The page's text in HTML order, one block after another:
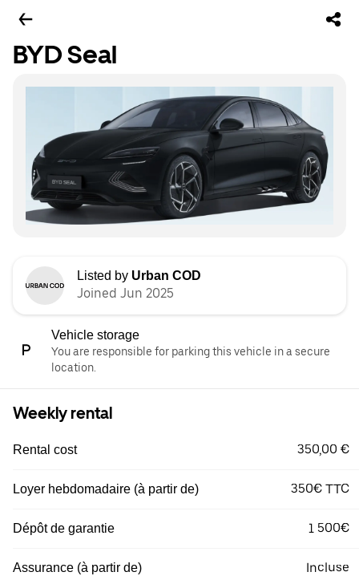
BYD Seal
Listed by Urban COD
Joined Jun 2025
Vehicle storage
You are responsible for parking this vehicle in a secure
location.
Weekly rental
Rental cost 350,00 €
Loyer hebdomadaire (à partir de) 350€ TTC
Dépôt de garantie 1 500€
Assurance (à partir de) Incluse